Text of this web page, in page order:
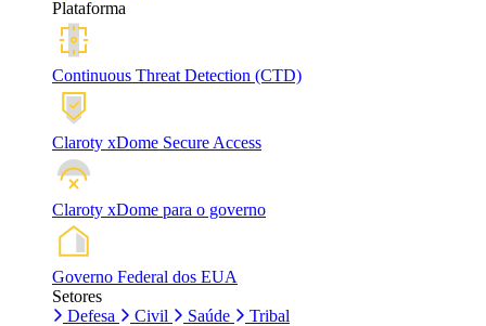
Plataforma
Continuous Threat Detection (CTD)
Claroty xDome Secure Access
Claroty xDome para o governo
Governo Federal dos EUA
Setores
Defesa
Civil Saúde Tribal